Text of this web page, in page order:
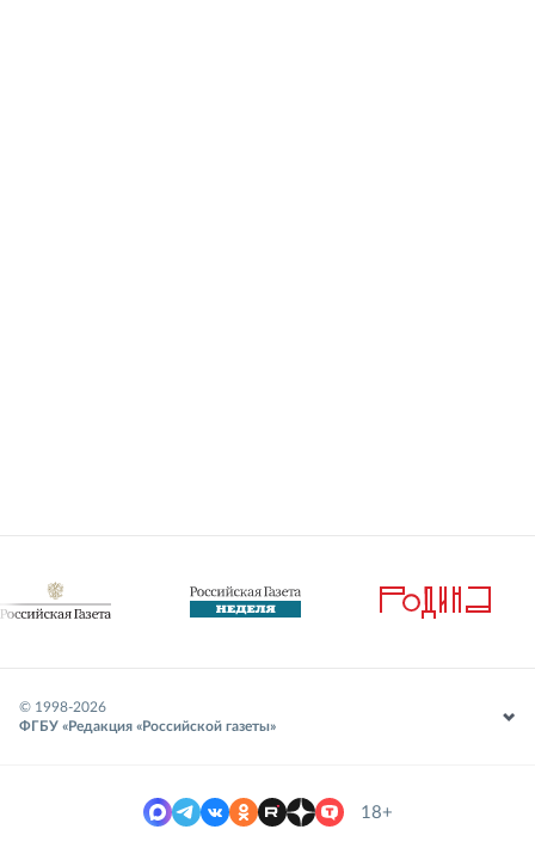
© 1998-2026
ФГБУ «Редакция «Российской газеты»
18+